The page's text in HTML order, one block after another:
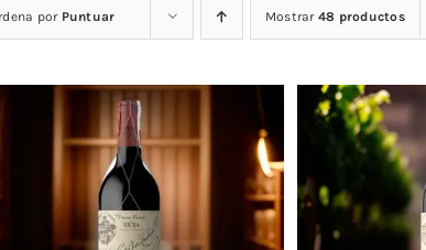
por Puntuar Mostrar 48 productos